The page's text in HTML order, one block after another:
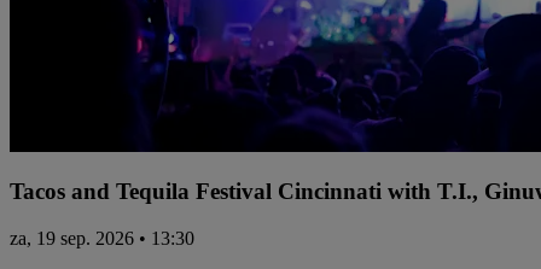
Tacos and Tequila Festival Cincinnati with T.I.,
za, 19 sep. 2026 • 13:30